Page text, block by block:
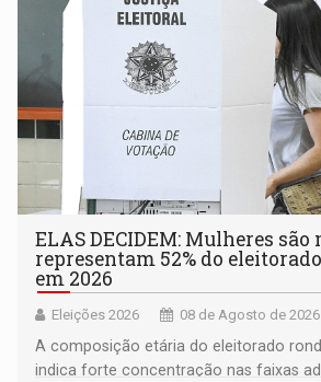
ELAS DECIDEM: Mulheres
representam 52% do
em 2026
Eleições 2026 08 de Agosto de
A composição etária do eleitorado
indica forte concentração nas faixas